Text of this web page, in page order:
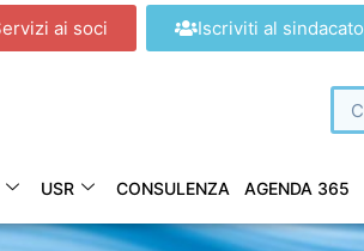
ai soci Iscriviti al sindacato
USR CONSULENZA AGENDA 365